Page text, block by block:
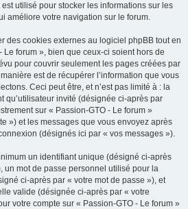
utilisé pour stocker les informations sur les
améliore votre navigation sur le forum.
des cookies externes au logiciel phpBB tout en
Le forum », bien que ceux-ci soient hors de
pour couvrir seulement les pages créées par
est de récupérer l’information que vous
Ceci peut être, et n’est pas limité à : la
qu’utilisateur invité (désignée ci-après par
sur « Passion-GTO - Le forum »
») et les messages que vous envoyez après
(désignés ici par « vos messages »).
un identifiant unique (désigné ci-après
un mot de passe personnel utilisé pour la
ci-après par « votre mot de passe »), et
valide (désignée ci-après par « votre
votre compte sur « Passion-GTO - Le forum »